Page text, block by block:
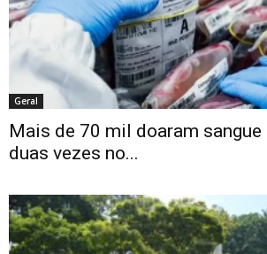
Geral
Mais de 70 mil doaram sangue
duas vezes no...